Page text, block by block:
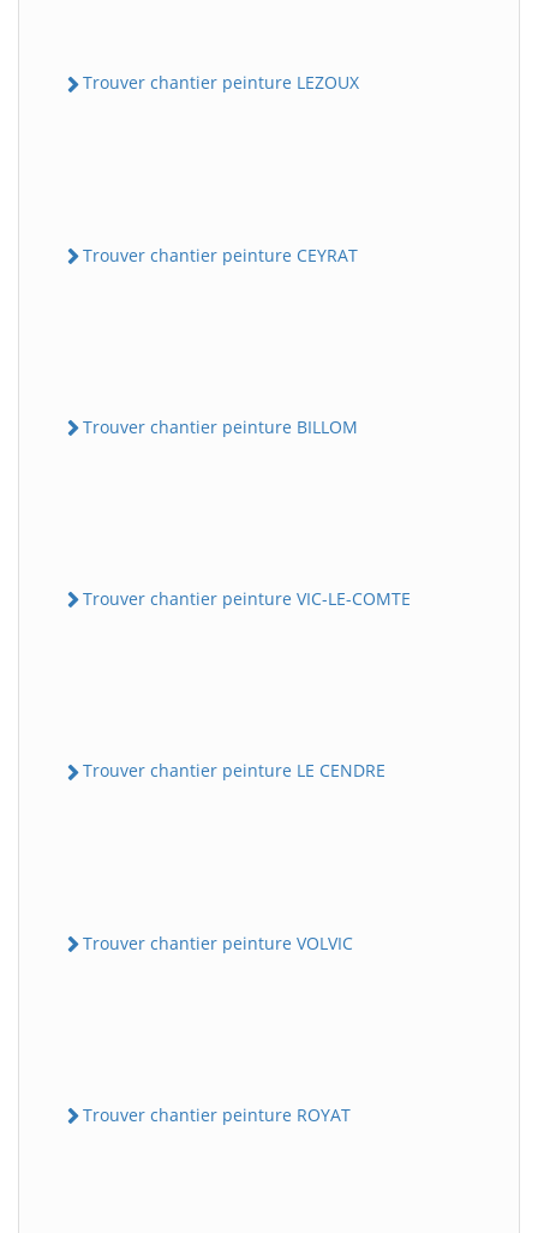
Trouver chantier peinture LEZOUX
Trouver chantier peinture CEYRAT
Trouver chantier peinture BILLOM
Trouver chantier peinture VIC-LE-COMTE
Trouver chantier peinture LE CENDRE
Trouver chantier peinture VOLVIC
Trouver chantier peinture ROYAT